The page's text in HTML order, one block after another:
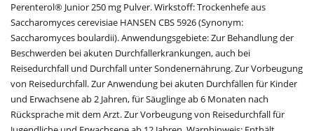
Perenterol® Junior 250 mg Pulver. Wirkstoff: Trockenhefe aus
Saccharomyces cerevisiae HANSEN CBS 5926 (Synonym:
Saccharomyces boulardii). Anwendungsgebiete: Zur Behandlung der
Beschwerden bei akuten Durchfallerkrankungen, auch bei
Reisedurchfall und Durchfall unter Sondenernährung. Zur Vorbeugung
von Reisedurchfall. Zur Anwendung bei akuten Durchfällen für Kinder
und Erwachsene ab 2 Jahren, für Säuglinge ab 6 Monaten nach
Rücksprache mit dem Arzt. Zur Vorbeugung von Reisedurchfall für